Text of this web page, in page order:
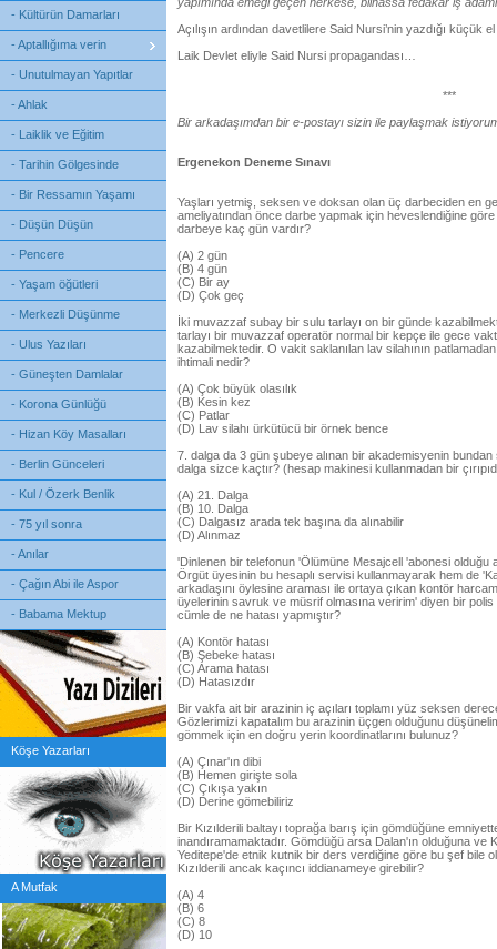
- Kültürün Damarları
- Aptallığıma verin
- Unutulmayan Yapıtlar
- Ahlak
- Laiklik ve Eğitim
- Tarihin Gölgesinde
- Bir Ressamın Yaşamı
- Düşün Düşün
- Pencere
- Yaşam öğütleri
- Merkezli Düşünme
- Ulus Yazıları
- Güneşten Damlalar
- Korona Günlüğü
- Hizan Köy Masalları
- Berlin Günceleri
- Kul / Özerk Benlik
- 75 yıl sonra
- Anılar
- Çağın Abi ile Aspor
- Babama Mektup
Köşe Yazarları
A Mutfak
Açılışın ardından davetlilere Said Nursi’nin yazdığı küçük el
Laik Devlet eliyle Said Nursi propagandası…
***
Bir arkadaşımdan bir e-postayı sizin ile paylaşmak
Ergenekon Deneme Sınavı
Yaşları yetmiş, seksen ve doksan olan üç darbeciden en
ameliyatından önce darbe yapmak için heveslendiğine
darbeye kaç gün vardır?
(A) 2 gün
(B) 4 gün
(C) Bir ay
(D) Çok geç
İki muvazzaf subay bir sulu tarlayı on bir günde
tarlayı bir muvazzaf operatör normal bir kepçe ile gece
kazabilmektedir. O vakit saklanılan lav silahının
ihtimali nedir?
(A) Çok büyük olasılık
(B) Kesin kez
(C) Patlar
(D) Lav silahı ürkütücü bir örnek bence
7. dalga da 3 gün şubeye alınan bir akademisyenin bundan
dalga sizce kaçtır? (hesap makinesi kullanmadan bir
(A) 21. Dalga
(B) 10. Dalga
(C) Dalgasız arada tek başına da alınabilir
(D) Alınmaz
'Dinlenen bir telefonun 'Ölümüne Mesajcell 'abonesi olduğu
Örgüt üyesinin bu hesaplı servisi kullanmayarak hem de
arkadaşını öylesine araması ile ortaya çıkan kontör
üyelerinin savruk ve müsrif olmasına veririm' diyen bir polis
cümle de ne hatası yapmıştır?
(A) Kontör hatası
(B) Şebeke hatası
(C) Arama hatası
(D) Hatasızdır
Bir vakfa ait bir arazinin iç açıları toplamı yüz seksen
Gözlerimizi kapatalım bu arazinin üçgen olduğunu
gömmek için en doğru yerin koordinatlarını bulunuz?
(A) Çınar'ın dibi
(B) Hemen girişte sola
(C) Çıkışa yakın
(D) Derine gömebiliriz
Bir Kızılderili baltayı toprağa barış için gömdüğüne
inandıramamaktadır. Gömdüğü arsa Dalan'ın olduğuna ve
Yeditepe'de etnik kutnik bir ders verdiğine göre bu şef bile
Kızılderili ancak kaçıncı iddianameye girebilir?
(A) 4
(B) 6
(C) 8
(D) 10